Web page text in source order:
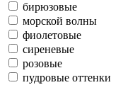
бирюзовые
морской волны
фиолетовые
сиреневые
розовые
пудровые оттенки